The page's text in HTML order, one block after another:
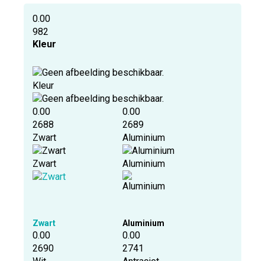
0.00
982
Kleur
Kleur
0.00
2688
Zwart
Zwart
Zwart
0.00
2689
Aluminium
Aluminium
Aluminium
0.00
2690
0.00
2741